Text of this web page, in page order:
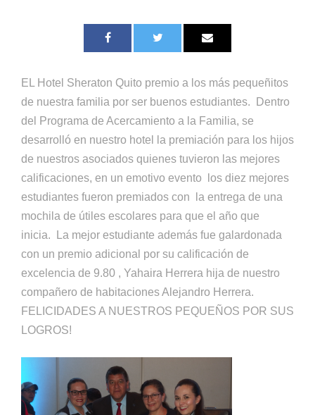
EL Hotel Sheraton Quito premio a los más pequeñitos
de nuestra familia por ser buenos estudiantes. Dentro
del Programa de Acercamiento a la Familia, se
desarrolló en nuestro hotel la premiación para los hijos
de nuestros asociados quienes tuvieron las mejores
calificaciones, en un emotivo evento los diez mejores
estudiantes fueron premiados con la entrega de una
mochila de útiles escolares para que el año que
inicia. La mejor estudiante además fue galardonada
con un premio adicional por su calificación de
excelencia de 9.80 , Yahaira Herrera hija de nuestro
compañero de habitaciones Alejandro Herrera.
FELICIDADES A NUESTROS PEQUEÑOS POR SUS
LOGROS!